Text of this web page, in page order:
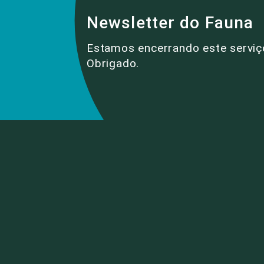
Newsletter do Fauna
Estamos encerrando este
Obrigado.